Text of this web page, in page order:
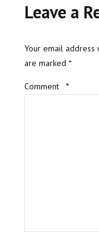
Leave a
Your email
are marked *
Comment *